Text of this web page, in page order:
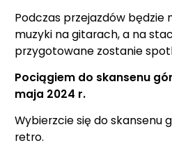
Podczas przejazdów będzie
muzyki na gitarach, a na
przygotowane zostanie
Pociągiem do skansenu
maja 2024 r.
Wybierzcie się do skansenu
retro.